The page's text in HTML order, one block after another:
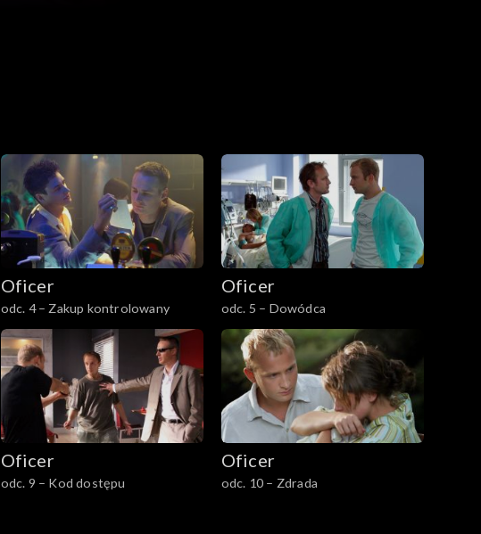
Oficer
odc. 4 – Zakup kontrolowany
Oficer
odc. 5 – Dowódca
Oficer
odc. 9 – Kod dostępu
Oficer
odc. 10 – Zdrada